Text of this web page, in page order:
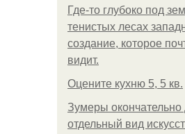
Где-то глубоко под
тенистых лесах
создание, которое
видит.
Оцените кухню 5, 5 кв.
Зумеры окончательно
отдельный вид